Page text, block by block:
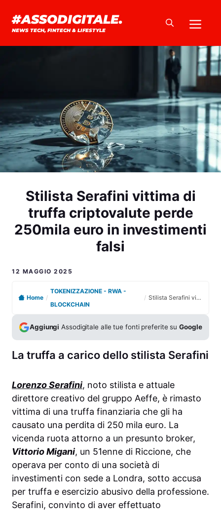
contenuto
#ASSODIGITALE.
NEWS TECH, FINTECH & LIFESTYLE
Stilista Serafini vittima di
truffa criptovalute perde
250mila euro in investimenti
falsi
12 MAGGIO 2025
Home /
TOKENIZZAZIONE - RWA -
BLOCKCHAIN
/ Stilista Serafini vittima di truffa criptovalute perde 250mila euro in investimenti falsi
Aggiungi Assodigitale alle tue fonti preferite suGoogle
La truffa a carico dello stilista Serafini
Lorenzo Serafini, noto stilista e attuale
direttore creativo del gruppo Aeffe, è rimasto
vittima di una truffa finanziaria che gli ha
causato una perdita di 250 mila euro. La
vicenda ruota attorno a un presunto broker,
Vittorio Migani, un 51enne di Riccione, che
operava per conto di una società di
investimenti con sede a Londra, sotto accusa
per truffa e esercizio abusivo della professione.
Serafini, convinto di aver effettuato